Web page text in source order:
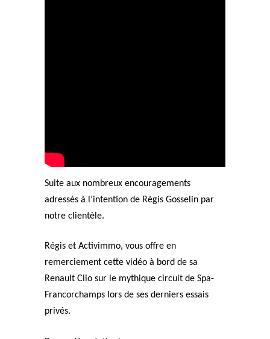
Suite aux nombreux encouragements
adressés à l’intention de Régis Gosselin par
notre clientèle.
Régis et Activimmo, vous offre en
remerciement cette vidéo à bord de sa
Renault Clio sur le mythique circuit de Spa-
Francorchamps lors de ses derniers essais
privés.